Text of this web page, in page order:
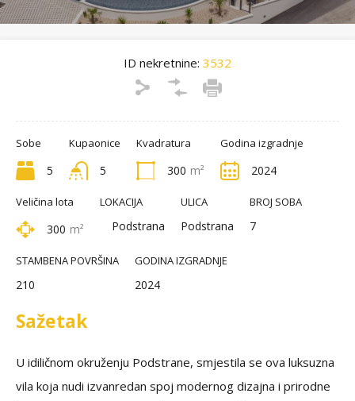
ID nekretnine: 3532
Sobe
5
Kupaonice
5
Kvadratura
300 m²
Godina izgradnje
2024
Veličina lota
300 m²
LOKACIJA
Podstrana
ULICA
Podstrana
BROJ SOBA
7
STAMBENA POVRŠINA
210
GODINA IZGRADNJE
2024
Sažetak
U idiličnom okruženju Podstrane, smjestila se ova luksuzna
vila koja nudi izvanredan spoj modernog dizajna i prirodne